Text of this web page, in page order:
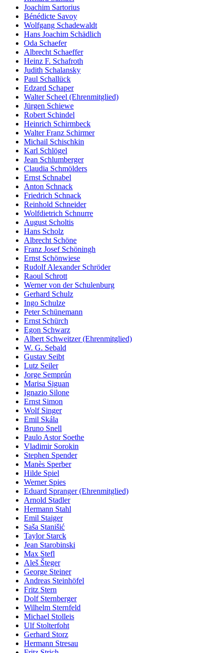
Joachim Sartorius
Bénédicte Savoy
Wolfgang Schadewaldt
Hans Joachim Schädlich
Oda Schaefer
Albrecht Schaeffer
Heinz F. Schafroth
Judith Schalansky
Paul Schallück
Edzard Schaper
Walter Scheel (Ehrenmitglied)
Jürgen Schiewe
Robert Schindel
Heinrich Schirmbeck
Walter Franz Schirmer
Michail Schischkin
Karl Schlögel
Jean Schlumberger
Claudia Schmölders
Ernst Schnabel
Anton Schnack
Friedrich Schnack
Reinhold Schneider
Wolfdietrich Schnurre
August Scholtis
Hans Scholz
Albrecht Schöne
Franz Josef Schöningh
Ernst Schönwiese
Rudolf Alexander Schröder
Raoul Schrott
Werner von der Schulenburg
Gerhard Schulz
Ingo Schulze
Peter Schünemann
Ernst Schürch
Egon Schwarz
Albert Schweitzer (Ehrenmitglied)
W. G. Sebald
Gustav Seibt
Lutz Seiler
Jorge Semprún
Marisa Siguan
Ignazio Silone
Ernst Simon
Wolf Singer
Emil Skála
Bruno Snell
Paulo Astor Soethe
Vladimir Sorokin
Stephen Spender
Manès Sperber
Hilde Spiel
Werner Spies
Eduard Spranger (Ehrenmitglied)
Arnold Stadler
Hermann Stahl
Emil Staiger
Saša Stanišić
Taylor Starck
Jean Starobinski
Max Stefl
Aleš Šteger
George Steiner
Andreas Steinhöfel
Fritz Stern
Dolf Sternberger
Wilhelm Sternfeld
Michael Stolleis
Ulf Stolterfoht
Gerhard Storz
Hermann Stresau